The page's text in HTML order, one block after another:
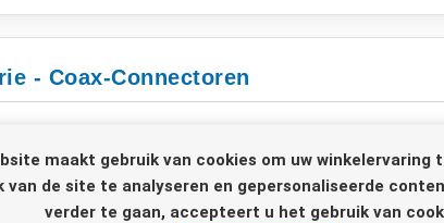
maakt gebruik van cookies om uw winkelervaring
van de site te analyseren en gepersonaliseerde
verder te gaan, accepteert u het gebruik van
- Coax-Connectoren